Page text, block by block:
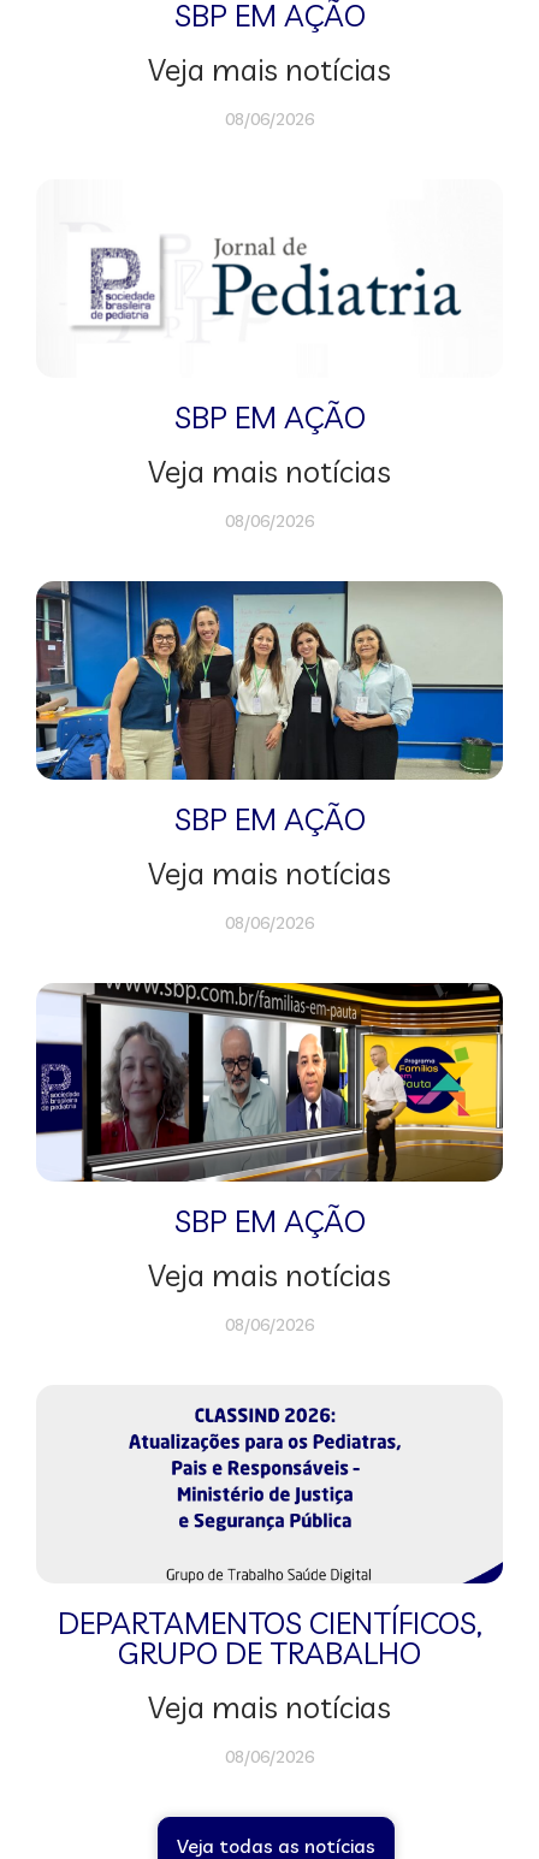
SBP EM AÇÃO
Veja mais notícias
08/06/2026
SBP EM AÇÃO
Veja mais notícias
08/06/2026
SBP EM AÇÃO
Veja mais notícias
08/06/2026
SBP EM AÇÃO
Veja mais notícias
08/06/2026
DEPARTAMENTOS CIENTÍFICOS,
GRUPO DE TRABALHO
Veja mais notícias
08/06/2026
Veja todas as notícias